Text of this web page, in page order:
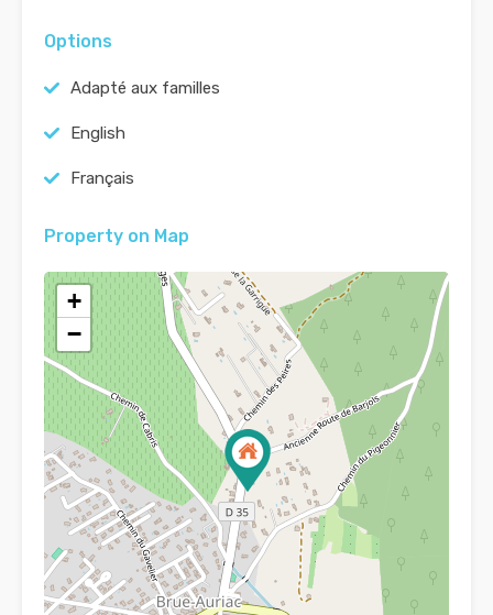
Options
Adapté aux familles
English
Français
Property on Map
+
−